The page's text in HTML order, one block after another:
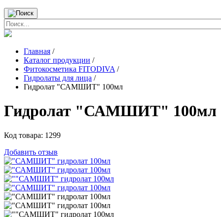
Главная /
Каталог продукции /
Фитокосметика FITODIVA /
Гидролаты для лица /
Гидролат "САМШИТ" 100мл
Гидролат "САМШИТ" 100мл
Код товара: 1299
Добавить отзыв